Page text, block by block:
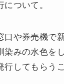
ついて。
口や券売機で
染みの水色を
行してもらう